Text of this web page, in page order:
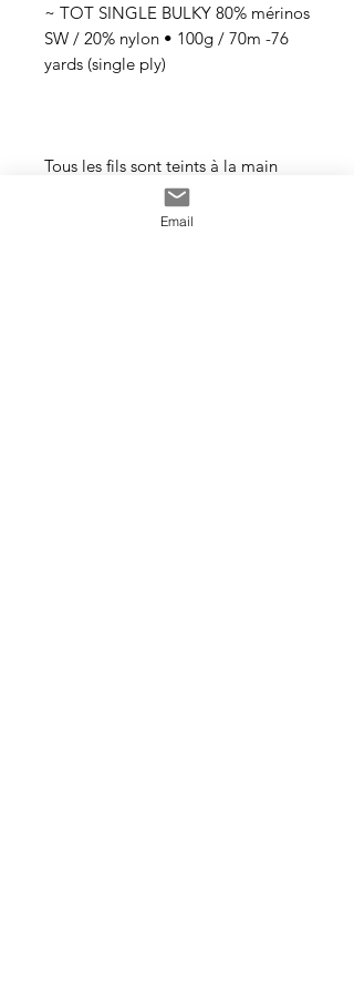
~ TOT SINGLE BULKY 80% mérinos
SW / 20% nylon • 100g / 70m -76
yards (single ply)
Tous les fils sont teints à la main
avec des teintures acides
professionnelles non toxiques. Tous
Email